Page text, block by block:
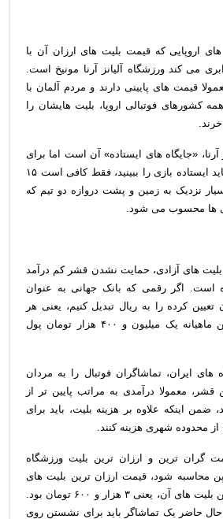
اروپایی که قیمت بلیت های ارزان آن با
می کند ورزشگاه آلیانز آرنا مونیخ است.
قیمت های پایینی دارند و مردم آلمان با
کشورهای فوتبالی اروپا، بلیت هایشان را
آرنا، «جایگاه های ایستاده» آن است اما برای
خرید بلیت جایگاهی که باید ایستاده بازی را ببینید، فقط کافی است ۱۵
نزدیک به زمین و پشت دروازه دو تیم که
ها محسوب می شود.
های آزادی، حمایت نشدن قشر کم درآمد
است. اگر رقمی که بانک جهانی به عنوان
تعیین کرده را به ریال تبدیل کنیم، یعنی هر
ایرانی به صورت میانگین ماهیانه یک میلیون و ۴۰۰ هزار تومان پول
ایران، تماشاگران فوتبال را به مردان
معمولا درآمدی به مراتب پایین تر از
ضمن اینکه علاوه بر هزینه بلیت، باید برای
محدوده شهری هزینه کنند.
گران ترین و ارزان ترین بلیت ورزشگاه
محاسبه شود، قیمت ارزان ترین بلیت های
آزادی یک پنجم گران ترین بلیت های آن، یعنی ۳ هزار و ۶۰۰ تومان بود.
حاضر یک تماشاگر باید برای نشستن روی